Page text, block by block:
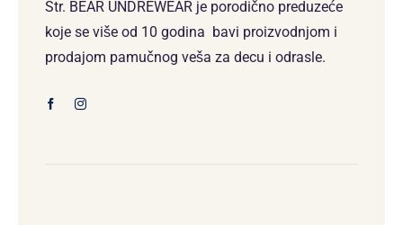
Str. BEAR UNDREWEAR je porodično preduzeće
koje se više od 10 godina bavi proizvodnjom i
prodajom pamučnog veša za decu i odrasle.